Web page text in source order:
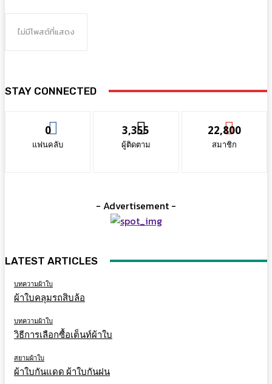
ไม่มีโพสต์ที่แสดง
STAY CONNECTED
0
แฟนคลับ
3,355
ผู้ติดตาม
22,800
สมาชิก
- Advertisement -
LATEST ARTICLES
บทความผ้าใบ
ผ้าใบคลุมรถสิบล้อ
บทความผ้าใบ
วิธีการเลือกซื้อเต็นท์ผ้าใบ
สยามผ้าใบ
ผ้าใบกันแดด ผ้าใบกันฝน